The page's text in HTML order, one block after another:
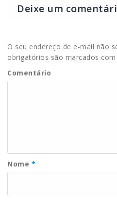
Deixe um
O seu endereço de e-mail não
obrigatórios são marcados com
Comentário
Nome *